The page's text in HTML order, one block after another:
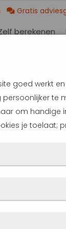
Gratis
berekenen
goed werkt
te
om handige
je toelaat;
je browser zo
onze site